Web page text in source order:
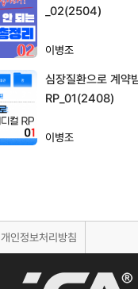
_02(2504)
이병조
심장질환으로 계약
RP_01(2408)
이병조
개인정보처리방침